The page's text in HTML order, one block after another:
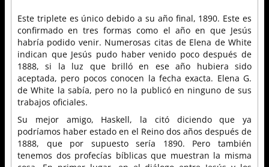
Este triplete es único debido a su año final, 1890. Este es
confirmado en tres formas como el año en que Jesús
habría podido venir. Numerosas citas de Elena de White
indican que Jesús pudo haber venido poco después de
1888, si la luz que brilló en ese año hubiera sido
aceptada, pero pocos conocen la fecha exacta. Elena G.
de White la sabía, pero no la publicó en ninguno de sus
trabajos oficiales.
Su mejor amigo, Haskell, la citó diciendo que ya
podríamos haber estado en el Reino dos años después de
1888, que por supuesto sería 1890. Pero también
tenemos dos profecías bíblicas que muestran la misma